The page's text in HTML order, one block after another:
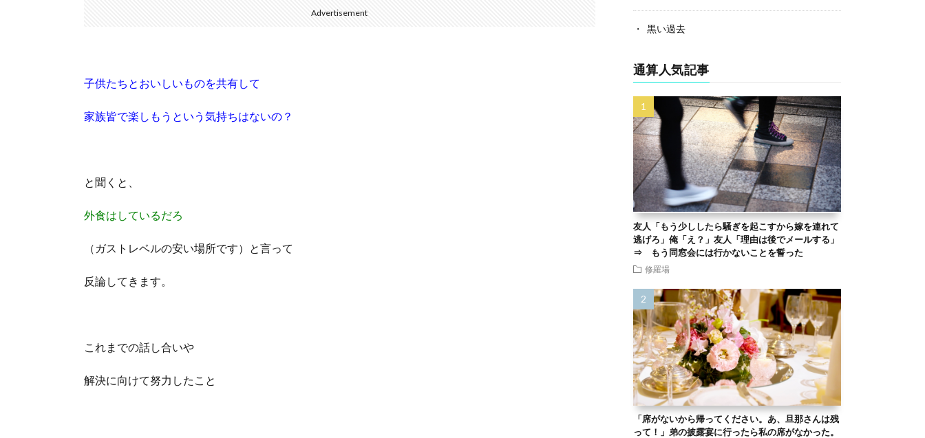
Advertisement
子供たちとおいしいものを共有して
家族皆で楽しもうという気持ちはないの？
と聞くと、
外食はしているだろ
（ガストレベルの安い場所です）と言って
反論してきます。
これまでの話し合いや
解決に向けて努力したこと
黒い過去
通算人気記事
友人「もう少ししたら騒ぎを起こすから嫁を連れて
逃げろ」俺「え？」友人「理由は後でメールする」
⇒ もう同窓会には行かないことを誓った
修羅場
「席がないから帰ってください。あ、旦那さんは残
って！」弟の披露宴に行ったら私の席がなかった。